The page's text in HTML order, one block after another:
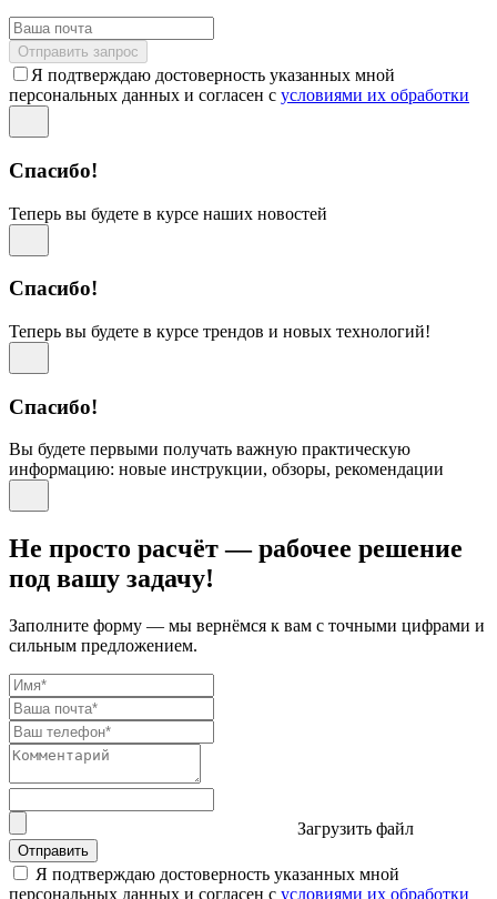
Отправить запрос
Я подтверждаю достоверность указанных мной
персональных данных и согласен с условиями их обработки
Спасибо!
Теперь вы будете в курсе наших новостей
Спасибо!
Теперь вы будете в курсе трендов и новых технологий!
Спасибо!
Вы будете первыми получать важную практическую
информацию: новые инструкции, обзоры, рекомендации
Не просто расчёт — рабочее решение
под вашу задачу!
Заполните форму — мы вернёмся к вам с точными цифрами и
сильным предложением.
Загрузить файл
Отправить
Я подтверждаю достоверность указанных мной
персональных данных и согласен с условиями их обработки